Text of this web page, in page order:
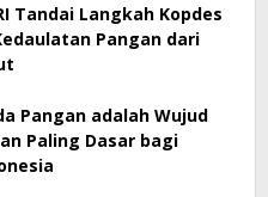
Tandai Langkah Kopdes
Pangan dari
Pangan adalah Wujud
Paling Dasar bagi